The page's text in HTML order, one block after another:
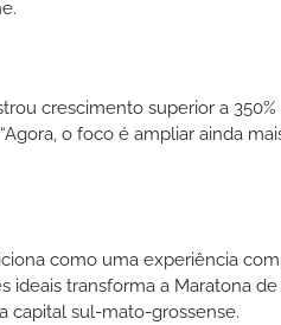
crescimento superior a
o foco é ampliar ainda
como uma experiência
ideais transforma a Maratona
capital sul-mato-grossense.